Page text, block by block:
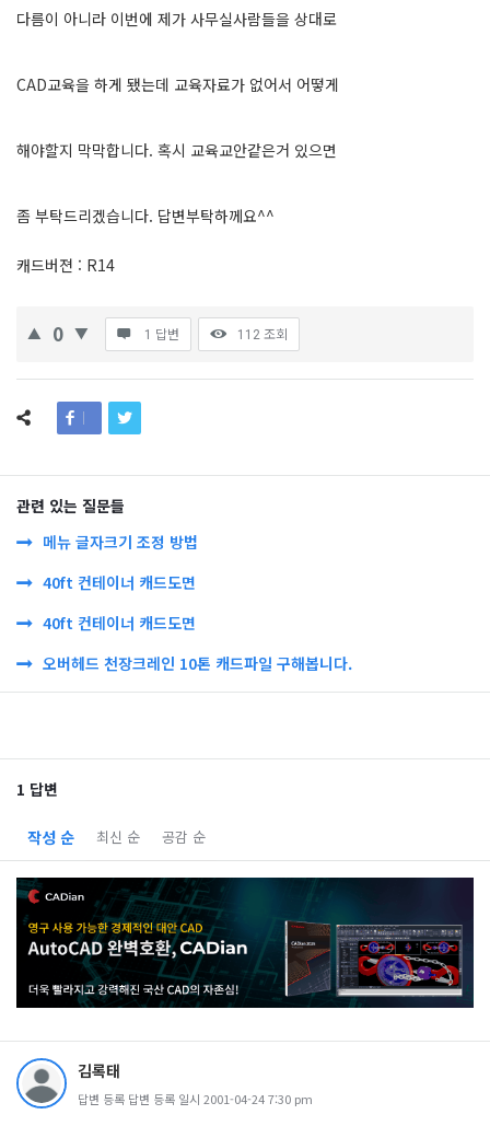
다름이 아니라 이번에 제가 사무실사람들을 상대로
CAD교육을 하게 됐는데 교육자료가 없어서 어떻게
해야할지 막막합니다. 혹시 교육교안같은거 있으면
좀 부탁드리겠습니다. 답변부탁하께요^^
캐드버젼 : R14
0 1 답변 112 조회
관련 있는 질문들
메뉴 글자크기 조정 방법
40ft 컨테이너 캐드도면
40ft 컨테이너 캐드도면
오버헤드 천장크레인 10톤 캐드파일 구해봅니다.
1 답변
작성 순 최신 순 공감 순
김록태
답변 등록 답변 등록 일시 2001-04-24 7:30 pm